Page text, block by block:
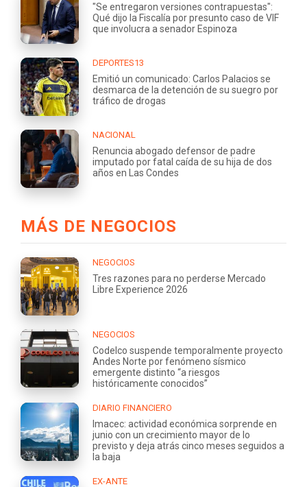
"Se entregaron versiones contrapuestas":
Qué dijo la Fiscalía por presunto caso de VIF
que involucra a senador Espinoza
DEPORTES13
Emitió un comunicado: Carlos Palacios se
desmarca de la detención de su suegro por
tráfico de drogas
NACIONAL
Renuncia abogado defensor de padre
imputado por fatal caída de su hija de dos
años en Las Condes
MÁS DE NEGOCIOS
NEGOCIOS
Tres razones para no perderse Mercado
Libre Experience 2026
NEGOCIOS
Codelco suspende temporalmente proyecto
Andes Norte por fenómeno sísmico
emergente distinto “a riesgos
históricamente conocidos”
DIARIO FINANCIERO
Imacec: actividad económica sorprende en
junio con un crecimiento mayor de lo
previsto y deja atrás cinco meses seguidos a
la baja
EX-ANTE